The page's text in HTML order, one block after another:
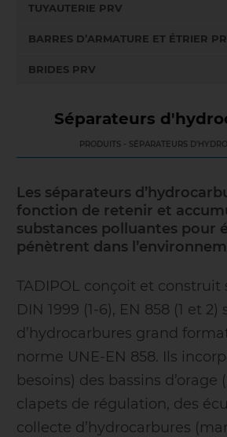
TUYAUTERIE PRV
BARRES D’ARMATURE ET ÉTRIER
BRIDES PRV
Séparateurs
PRODUITS - SÉPARATEURS
Les séparateurs
fonction de retenir et
substances polluantes pour
pénètrent dans
TADIPOL conçoit et construit
DIN 1999 (1-6), EN 858 (1 et
d’hydrocarbures grand
norme UNE-EN 858. Ils
besoins) des bassins d’orage
clapets de régulation, des
collecte d’hydrocarbures